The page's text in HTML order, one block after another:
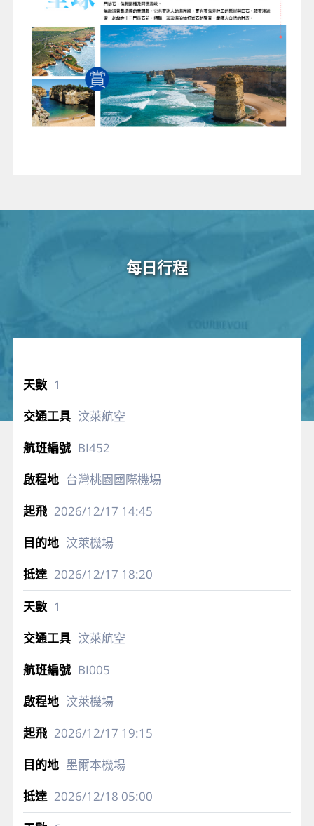
每日行程
1
汶萊航空
BI452
台灣桃園國際機場
2026/12/17 14:45
汶萊機場
2026/12/17 18:20
1
汶萊航空
BI005
汶萊機場
2026/12/17 19:15
墨爾本機場
2026/12/18 05:00